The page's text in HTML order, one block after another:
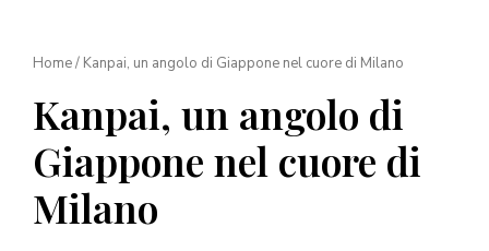
Home/ Kanpai, un angolo di Giappone nel cuore di Milano
Kanpai, un angolo di
Giappone nel cuore di
Milano